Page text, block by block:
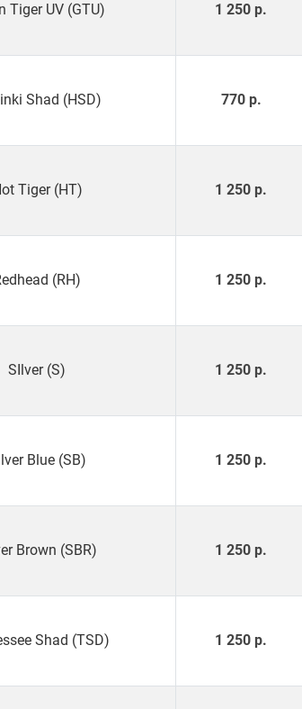
Tiger UV (GTU) 1 250 р.
Shad (HSD) 770 р.
Tiger (HT) 1 250 р.
(RH) 1 250 р.
SIlver (S) 1 250 р.
Blue (SB) 1 250 р.
Brown (SBR) 1 250 р.
Shad (TSD) 1 250 р.